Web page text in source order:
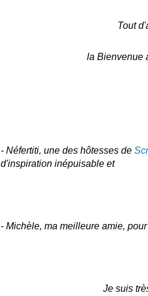
Tout
la Bienvenue
- Néfertiti, une des hôtesses de
d'inspiration inépuisable et
- Michèle, ma meilleure amie,
Je suis